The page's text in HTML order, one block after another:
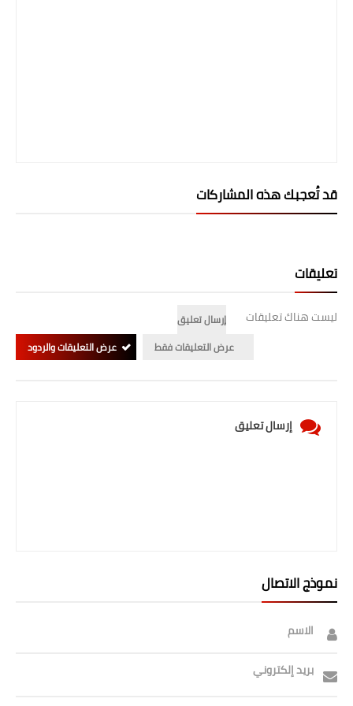
قد تُعجبك هذه المشاركات
تعليقات
ليست هناك تعليقات
إرسال تعليق
عرض التعليقات فقط
عرض التعليقات والردود
إرسال تعليق
نموذج الاتصال
الاسم
بريد إلكتروني